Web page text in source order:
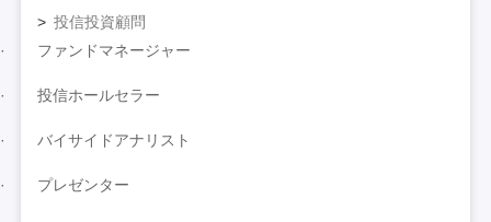
投信投資顧問
ファンドマネージャー
投信ホールセラー
バイサイドアナリスト
プレゼンター